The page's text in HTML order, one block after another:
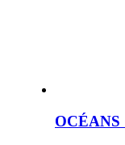
OCÉANS